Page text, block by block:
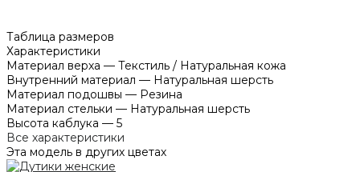
Таблица размеров
Характеристики
Материал верха — Текстиль / Натуральная кожа
Внутренний материал — Натуральная шерсть
Материал подошвы — Резина
Материал стельки — Натуральная шерсть
Высота каблука — 5
Все характеристики
Эта модель в других цветах